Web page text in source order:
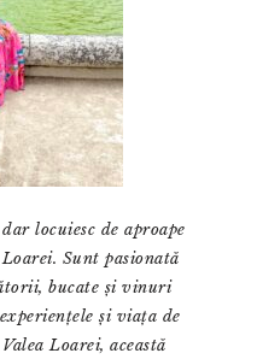
locuiesc de aproape
Sunt pasionată
bucate și vinuri
și viața de
Loarei, această